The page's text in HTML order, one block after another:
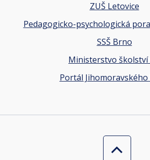
ZUŠ Letovice
Pedagogicko-psychologická
SSŠ Brno
Ministerstvo školství
Portál